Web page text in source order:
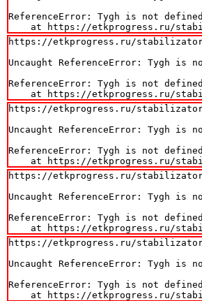
ReferenceError: Tygh is not defined
at https://etkprogress.ru/
https://etkprogress.ru/stabilizator-
Uncaught ReferenceError: Tygh is
ReferenceError: Tygh is not defined
at https://etkprogress.ru/
https://etkprogress.ru/stabilizator-
Uncaught ReferenceError: Tygh is
ReferenceError: Tygh is not defined
at https://etkprogress.ru/
https://etkprogress.ru/stabilizator-
Uncaught ReferenceError: Tygh is
ReferenceError: Tygh is not defined
at https://etkprogress.ru/
https://etkprogress.ru/stabilizator-
Uncaught ReferenceError: Tygh is
ReferenceError: Tygh is not defined
at https://etkprogress.ru/